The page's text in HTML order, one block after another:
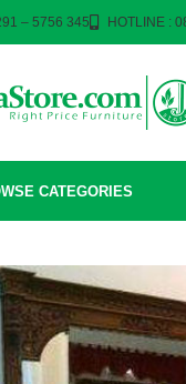
– 5756 345 HOTLINE :
CATEGORIES